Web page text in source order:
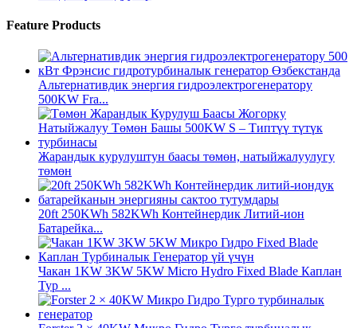
Feature Products
Альтернативдик энергия гидроэлектрогенератору
500KW Fra...
Жарандык курулуштун баасы төмөн, натыйжалуулугу
төмөн
20ft 250KWh 582KWh Контейнердик Литий-ион
Батарейка...
Чакан 1KW 3KW 5KW Micro Hydro Fixed Blade Каплан
Тур ...